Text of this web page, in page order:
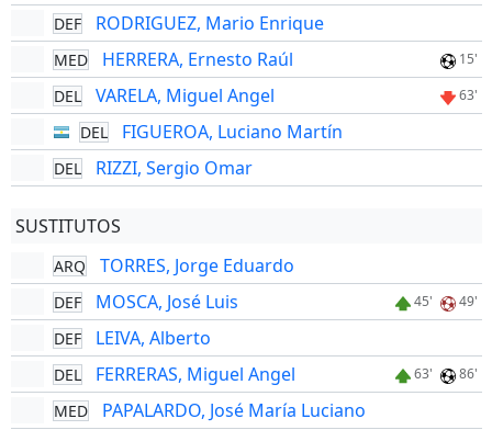
DEF RODRIGUEZ, Mario Enrique
MED HERRERA, Ernesto Raúl 15'
DEL VARELA, Miguel Angel 63'
DEL FIGUEROA, Luciano Martín
DEL RIZZI, Sergio Omar
SUSTITUTOS
ARQ TORRES, Jorge Eduardo
DEF MOSCA, José Luis 45' 49'
DEF LEIVA, Alberto
DEL FERRERAS, Miguel Angel 63' 86'
MED PAPALARDO, José María Luciano